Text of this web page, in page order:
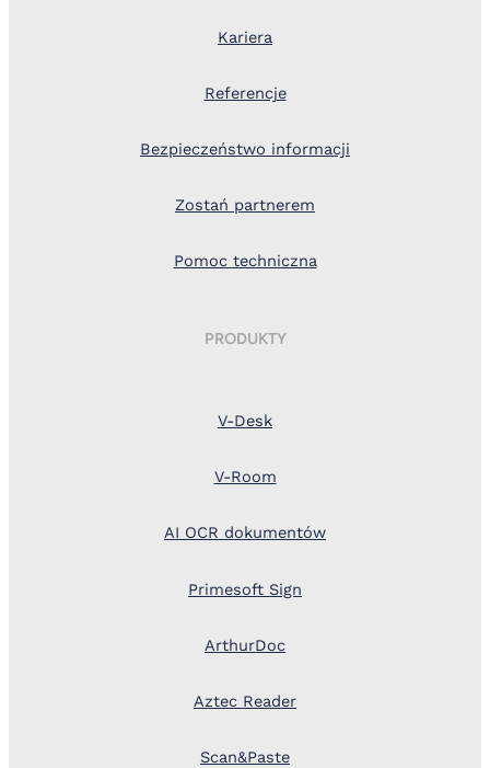
Kariera
Referencje
Bezpieczeństwo informacji
Zostań partnerem
Pomoc techniczna
PRODUKTY
V-Desk
V-Room
AI OCR dokumentów
Primesoft Sign
ArthurDoc
Aztec Reader
Scan&Paste